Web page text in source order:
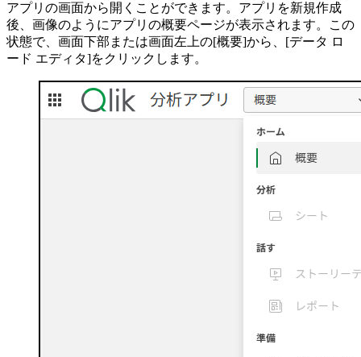
アプリの画面から開くことができます。アプリを新規作成
後、画像のようにアプリの概要ページが表示されます。この
状態で、画面下部または画面左上の[概要]から、[データ ロ
ード エディタ]をクリックします。